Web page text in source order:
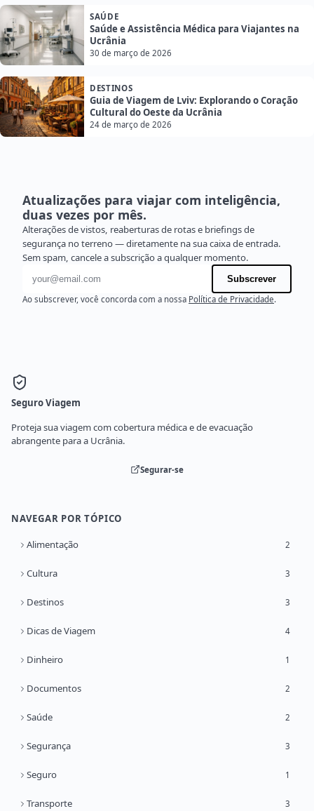
SAÚDE
Saúde e Assistência Médica para Viajantes na
Ucrânia
30 de março de 2026
DESTINOS
Guia de Viagem de Lviv: Explorando o Coração
Cultural do Oeste da Ucrânia
24 de março de 2026
Atualizações para viajar com inteligência,
duas vezes por mês.
Alterações de vistos, reaberturas de rotas e briefings de
segurança no terreno — diretamente na sua caixa de entrada.
Sem spam, cancele a subscrição a qualquer momento.
Endereço de e-mail
Subscrever
Ao subscrever, você concorda com a nossa Política de Privacidade.
Seguro Viagem
Proteja sua viagem com cobertura médica e de evacuação
abrangente para a Ucrânia.
Segurar-se
NAVEGAR POR TÓPICO
Alimentação 2
Cultura 3
Destinos 3
Dicas de Viagem 4
Dinheiro 1
Documentos 2
Saúde 2
Segurança 3
Seguro 1
Transporte 3